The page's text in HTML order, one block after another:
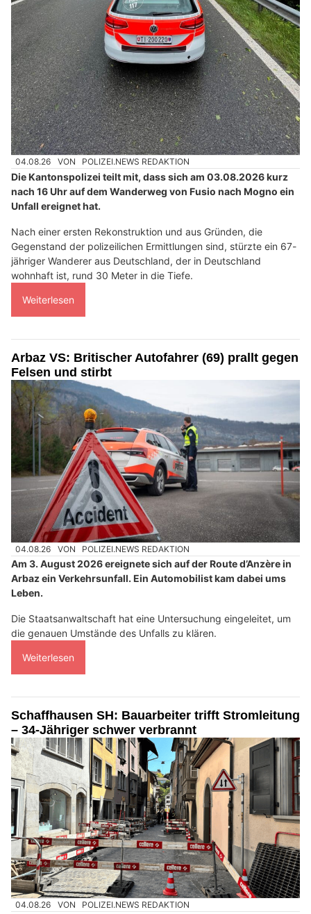
04.08.26 VON POLIZEI.NEWS REDAKTION
Die Kantonspolizei teilt mit, dass sich am 03.08.2026 kurz
nach 16 Uhr auf dem Wanderweg von Fusio nach Mogno ein
Unfall ereignet hat.
Nach einer ersten Rekonstruktion und aus Gründen, die
Gegenstand der polizeilichen Ermittlungen sind, stürzte ein 67-
jähriger Wanderer aus Deutschland, der in Deutschland
wohnhaft ist, rund 30 Meter in die Tiefe.
Weiterlesen
Arbaz VS: Britischer Autofahrer (69) prallt gegen
Felsen und stirbt
04.08.26 VON POLIZEI.NEWS REDAKTION
Am 3. August 2026 ereignete sich auf der Route d’Anzère in
Arbaz ein Verkehrsunfall. Ein Automobilist kam dabei ums
Leben.
Die Staatsanwaltschaft hat eine Untersuchung eingeleitet, um
die genauen Umstände des Unfalls zu klären.
Weiterlesen
Schaffhausen SH: Bauarbeiter trifft Stromleitung
– 34-Jähriger schwer verbrannt
04.08.26 VON POLIZEI.NEWS REDAKTION